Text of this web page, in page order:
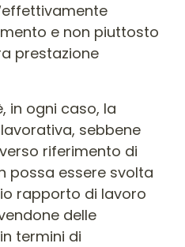
e non piuttosto
prestazione
in ogni caso, la
sebbene
riferimento di
possa essere svolta
rapporto di lavoro
delle
termini di